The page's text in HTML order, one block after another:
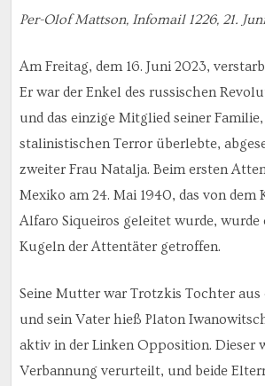
Per-Olof Mattson, Infomail 1226, 21.
Am Freitag, dem 16. Juni 2023,
Er war der Enkel des russischen
und das einzige Mitglied seiner Familie,
stalinistischen Terror überlebte,
zweiter Frau Natalja. Beim ersten
Mexiko am 24. Mai 1940, das von dem
Alfaro Siqueiros geleitet wurde, wurde
Kugeln der Attentäter getroffen.
Seine Mutter war Trotzkis Tochter aus
und sein Vater hieß Platon
aktiv in der Linken Opposition. Dieser
Verbannung verurteilt, und beide